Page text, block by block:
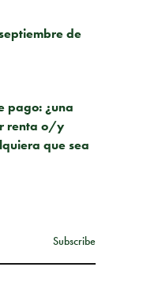
de
pago: ¿una
renta o/y
que sea